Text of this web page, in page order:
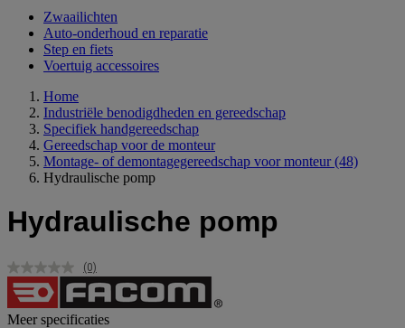
Zwaailichten
Auto-onderhoud en reparatie
Step en fiets
Voertuig accessoires
Home
Industriële benodigdheden en gereedschap
Specifiek handgereedschap
Gereedschap voor de monteur
Montage- of demontagegereedschap voor monteur (48)
Hydraulische pomp
Hydraulische pomp
Geen
scorewaarde.
Dezelfde
paginalink.
(0)
Meer specificaties